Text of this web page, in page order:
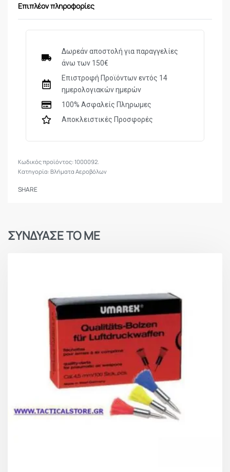
Επιπλέον πληροφορίες
Δωρεάν αποστολή για παραγγελίες
άνω των 150€
Επιστροφή Προϊόντων εντός 14
ημερολογιακών ημερών
100% Ασφαλείς Πληρωμες
Αποκλειστικές Προσφορές
1000092.
Κατηγορία:Βλήματα Αεροβόλων
SHARE
ΣΥΝΔΥΑΣΕ ΤΟ ΜΕ